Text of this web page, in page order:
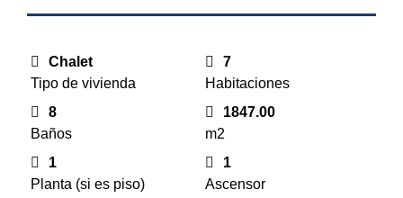
Chalet
Tipo de vivienda
7
Habitaciones
8
Baños
1847.00
m2
1
Planta (si es piso)
1
Ascensor